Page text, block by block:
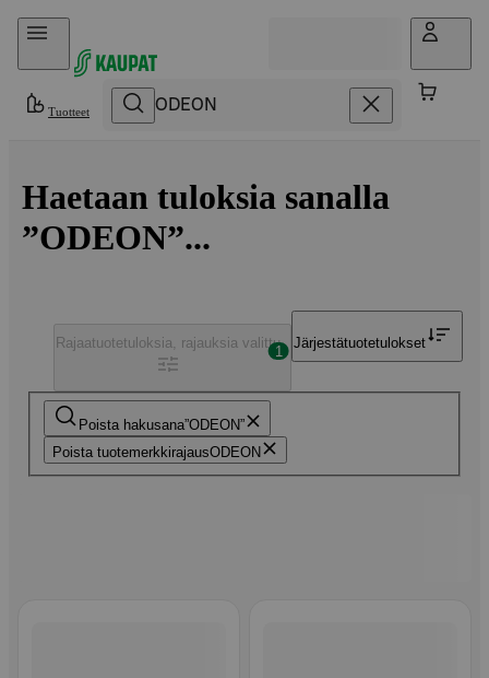
Hyppää sisältöön
Tuotteet
Haetaan tuloksia sanalla
”ODEON”...
Poista hakusana ODEON
Poista tuotemerkkirajausODEON
Rajaatuotetuloksia, rajauksia valittu
1
Järjestätuotetulokset